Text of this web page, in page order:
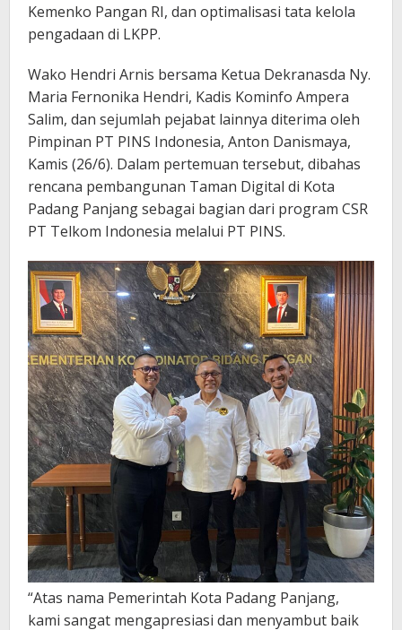
Kemenko Pangan RI, dan optimalisasi tata kelola
pengadaan di LKPP.
Wako Hendri Arnis bersama Ketua Dekranasda Ny.
Maria Fernonika Hendri, Kadis Kominfo Ampera
Salim, dan sejumlah pejabat lainnya diterima oleh
Pimpinan PT PINS Indonesia, Anton Danismaya,
Kamis (26/6). Dalam pertemuan tersebut, dibahas
rencana pembangunan Taman Digital di Kota
Padang Panjang sebagai bagian dari program CSR
PT Telkom Indonesia melalui PT PINS.
“Atas nama Pemerintah Kota Padang Panjang,
kami sangat mengapresiasi dan menyambut baik